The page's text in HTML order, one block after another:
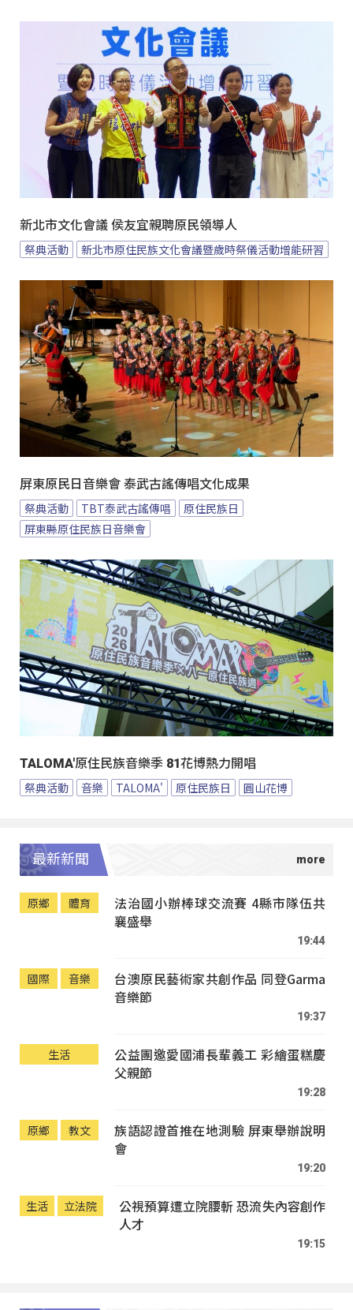
新北市文化會議 侯友宜親聘原民領導人
祭典活動 新北市原住民族文化會議暨歲時祭儀活動增能研習
屏東原民日音樂會 泰武古謠傳唱文化成果
祭典活動 TBT泰武古謠傳唱
原住民族日
屏東縣原住民族日音樂會
TALOMA'原住民族音樂季 81花博熱力開唱
祭典活動 音樂 TALOMA' 原住民族日 圓山花博
最新新聞
原鄉 體育
法治國小辦棒球交流賽 4縣市隊伍共
襄盛舉
19:44
國際 音樂
台澳原民藝術家共創作品 同登Garma
音樂節
19:37
生活
公益團邀愛國浦長輩義工 彩繪蛋糕慶
父親節
19:28
原鄉 教文
族語認證首推在地測驗 屏東舉辦說明
會
19:20
生活 立法院
公視預算遭立院腰斬 恐流失內容創作
人才
19:15